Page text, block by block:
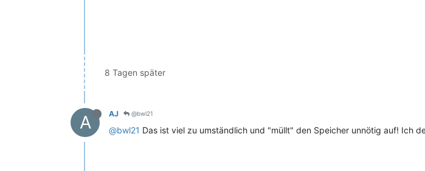
8 Tagen später
A AJ @bwl21
@bwl21 Das ist viel zu umständlich und "müllt" den Speicher unnötig auf! Ich